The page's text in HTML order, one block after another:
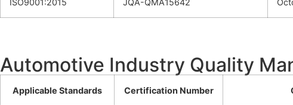
ISO9001:2015 JQA-QMA15642
Automotive Industry Quality
Applicable Standards Certification Number